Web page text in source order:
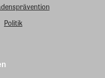
Politik